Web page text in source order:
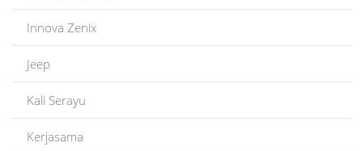
Innova Zenix
Jeep
Kali Serayu
Kerjasama